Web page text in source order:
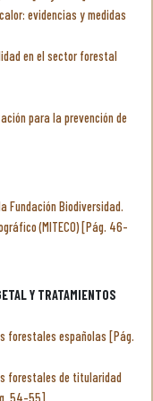
evidencias y medidas
en el sector forestal
para la prevención de
Fundación Biodiversidad.
(MITECO) [Pág. 46-
Y TRATAMIENTOS
forestales españolas [Pág.
forestales de titularidad
54-55]